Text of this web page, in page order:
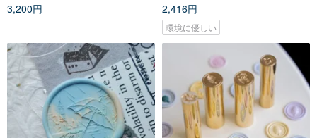
3,200円
2,416円
環境に優しい